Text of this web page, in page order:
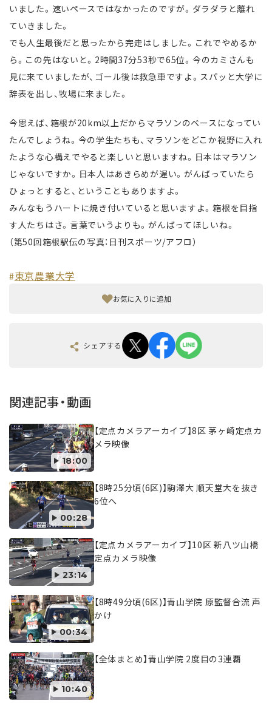
いました。速いペースではなかったのですが。ダラダラと離れ
ていきました。
でも人生最後だと思ったから完走はしました。これでやめるか
ら。この先はないと。2時間37分53秒で65位。今のカミさんも
見に来ていましたが、ゴール後は救急車ですよ。スパッと大学に
辞表を出し、牧場に来ました。
今思えば、箱根が20km以上だからマラソンのベースになってい
たんでしょうね。今の学生たちも、マラソンをどこか視野に入れ
たような心構えでやると楽しいと思いますね。日本はマラソン
じゃないですか。日本人はあきらめが遅い。がんばっていたら
ひょっとすると、ということもありますよ。
みんなもうハートに焼き付いていると思いますよ。箱根を目指
す人たちはさ。言葉でいうよりも。がんばってほしいね。
（第50回箱根駅伝の写真：日刊スポーツ/アフロ）
#東京農業大学
お気に入りに追加
シェアする
関連記事・動画
18:00
【定点カメラアーカイブ】8区 茅ヶ崎定点カ
メラ映像
00:28
【8時25分頃(6区)】駒澤大 順天堂大を抜き
6位へ
23:14
【定点カメラアーカイブ】10区 新八ツ山橋
定点カメラ映像
00:34
【8時49分頃(6区)】青山学院 原監督合流 声
かけ
10:40
【全体まとめ】青山学院 2度目の3連覇